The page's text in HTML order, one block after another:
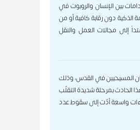
بين الإنسان والروبوت في
الذكية دون رقابة كافية أو من
إلى مجالات العمل والنقل
المسيحيين في القدس، وذلك
الحادث بمرحلة شديدة التقلّب
واسعة أدّت إلى سقوط عدد